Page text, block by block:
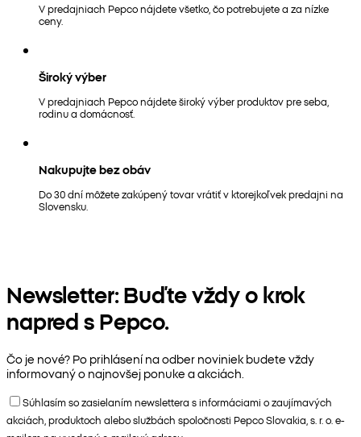
V predajniach Pepco nájdete všetko, čo potrebujete a za nízke
ceny.
Široký výber
V predajniach Pepco nájdete široký výber produktov pre seba,
rodinu a domácnosť.
Nakupujte bez obáv
Do 30 dní môžete zakúpený tovar vrátiť v ktorejkoľvek predajni na
Slovensku.
Newsletter: Buďte vždy o krok
napred s Pepco.
Čo je nové? Po prihlásení na odber noviniek budete vždy
informovaný o najnovšej ponuke a akciách.
Súhlasím so zasielaním newslettera s informáciami o zaujímavých
akciách, produktoch alebo službách spoločnosti Pepco Slovakia, s. r. o. e-